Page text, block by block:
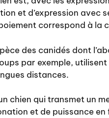
et d’expression avec
correspond à
des canidés dont
par exemple,
distances.
chien qui transmet un
et de puissance